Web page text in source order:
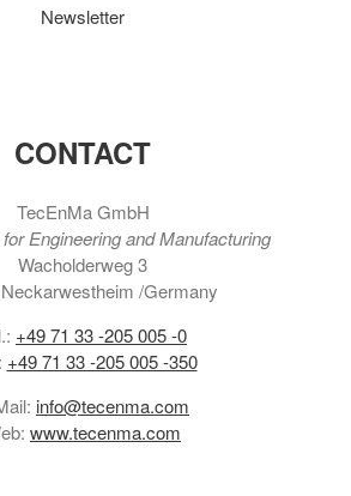
Newsletter
CONTACT
TecEnMa GmbH
Engineering and Manufacturing
Wacholderweg 3
/Germany
+49 71 33 -205 005 -0
+49 71 33 -205 005 -350
info@tecenma.com
www.tecenma.com